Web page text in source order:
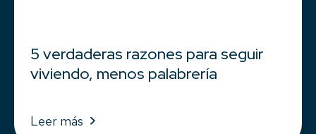
5 verdaderas razones para seguir
viviendo, menos palabrería
Leer más